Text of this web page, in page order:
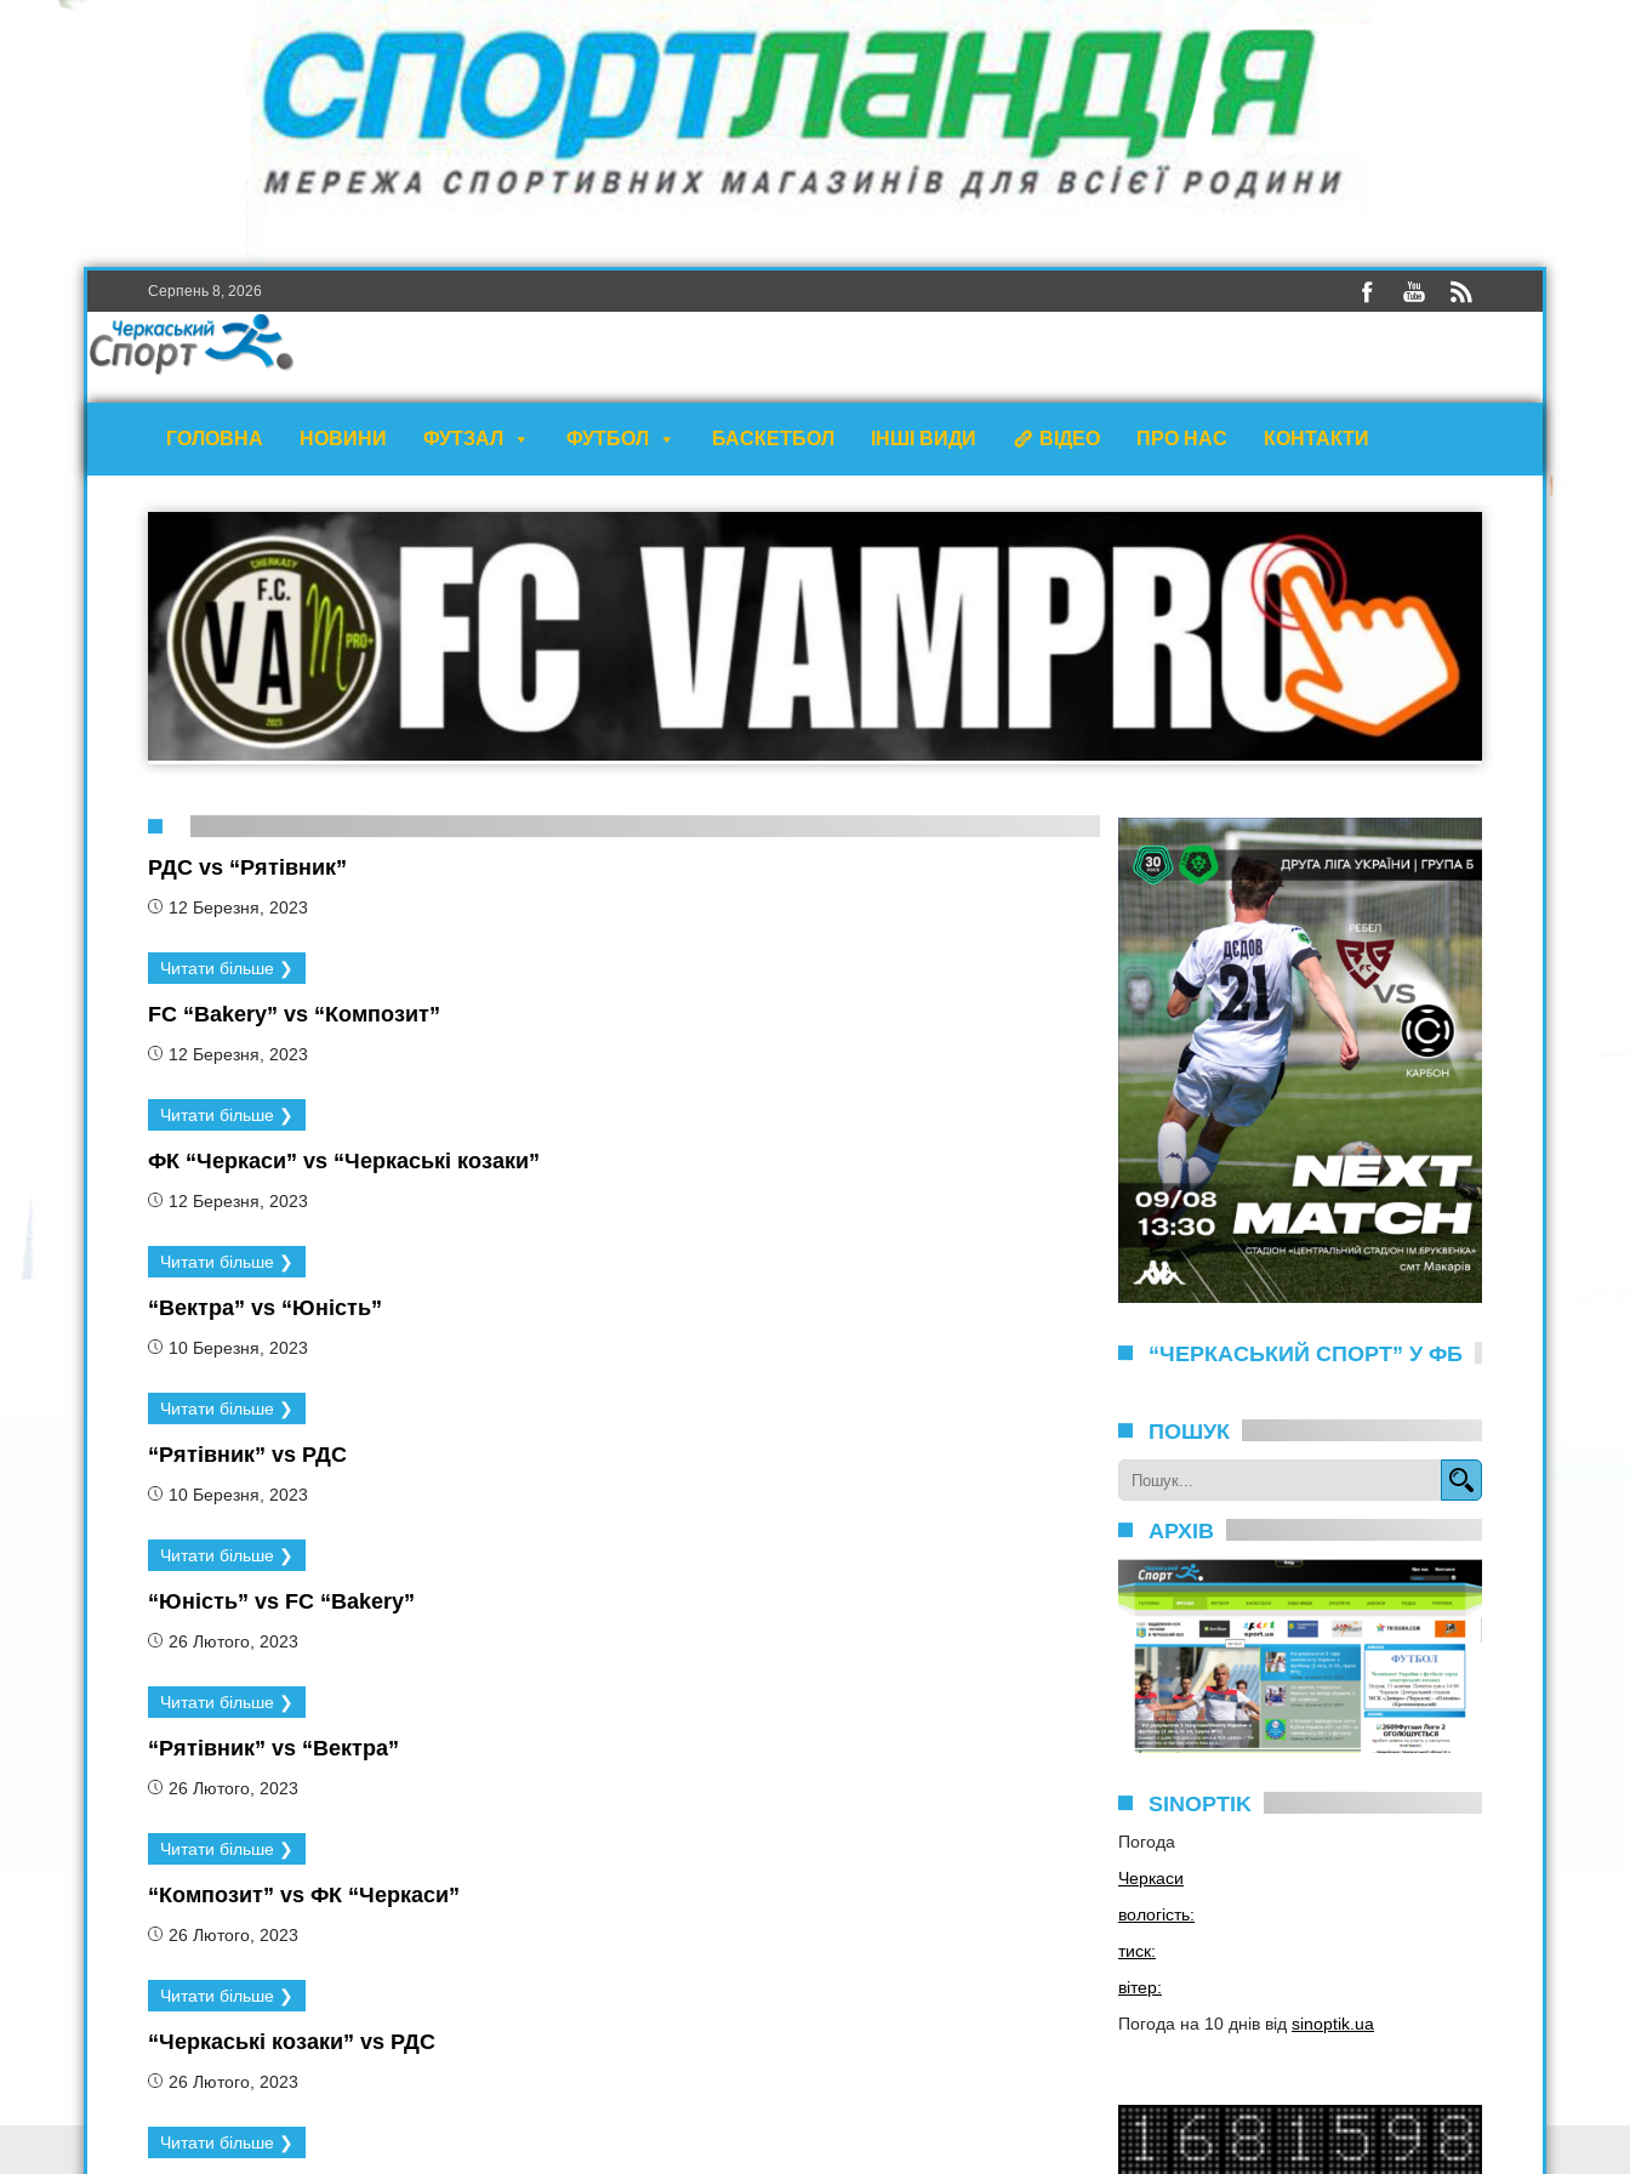
Серпень 8, 2026
ГОЛОВНА НОВИНИ ФУТЗАЛ ФУТБОЛ БАСКЕТБОЛ ІНШІ ВИДИ ВІДЕО ПРО НАС КОНТАКТИ
РДС vs “Рятівник”
12 Березня, 2023
Читати більше ❯
FC “Bakery” vs “Композит”
12 Березня, 2023
Читати більше ❯
ФК “Черкаси” vs “Черкаські козаки”
12 Березня, 2023
Читати більше ❯
“Вектра” vs “Юність”
10 Березня, 2023
Читати більше ❯
“Рятівник” vs РДС
10 Березня, 2023
Читати більше ❯
“Юність” vs FC “Bakery”
26 Лютого, 2023
Читати більше ❯
“Рятівник” vs “Вектра”
26 Лютого, 2023
Читати більше ❯
“Композит” vs ФК “Черкаси”
26 Лютого, 2023
Читати більше ❯
“Черкаські козаки” vs РДС
26 Лютого, 2023
Читати більше ❯
“ЧЕРКАСЬКИЙ СПОРТ” У ФБ
ПОШУК
АРХІВ
SINOPTIK
Погода
Черкаси
вологість:
тиск:
вітер:
Погода на 10 днів від sinoptik.ua